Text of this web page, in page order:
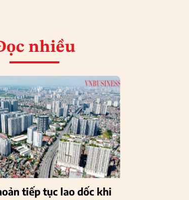
nhiều
tiếp tục lao dốc khi